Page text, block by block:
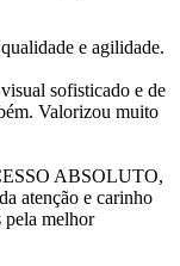
e agilidade.
sofisticado e de
Valorizou muito
ABSOLUTO,
atenção e carinho
pela melhor